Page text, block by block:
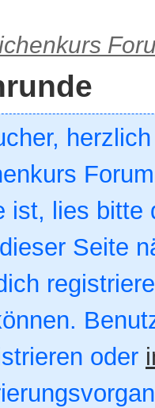
ist, lies bitte
Seite
oder